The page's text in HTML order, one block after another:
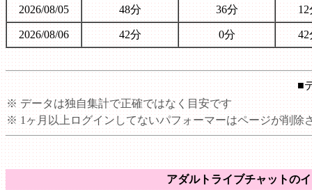
2026/08/05 48分 36分 12
2026/08/06 42分 0分 42
■
※ データは独自集計で正確ではなく目安です
※ 1ヶ月以上ログインしてないパフォーマーはページが削除
アダルトライブチャットの